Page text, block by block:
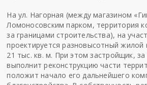
На ул. Нагорная (между магазином
Ломоносовским парком, территория
за границами строительства), на
проектируется разновысотный
21 тыс. кв. м. При этом застройщик, за
выполнит реконструкцию части
положит начало его дальнейшего